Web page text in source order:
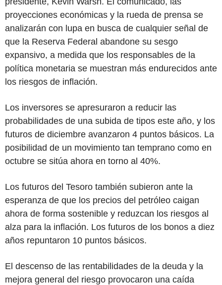
proyecciones económicas y la rueda de prensa se
analizarán con lupa en busca de cualquier señal de
que la Reserva Federal abandone su sesgo
expansivo, a medida que los responsables de la
política monetaria se muestran más endurecidos ante
los riesgos de inflación.
Los inversores se apresuraron a reducir las
probabilidades de una subida de tipos este año, y los
futuros de diciembre avanzaron 4 puntos básicos. La
posibilidad de un movimiento tan temprano como en
octubre se sitúa ahora en torno al 40%.
Los futuros del Tesoro también subieron ante la
esperanza de que los precios del petróleo caigan
ahora de forma sostenible y reduzcan los riesgos al
alza para la inflación. Los futuros de los bonos a diez
años repuntaron 10 puntos básicos.
El descenso de las rentabilidades de la deuda y la
mejora general del riesgo provocaron una caída